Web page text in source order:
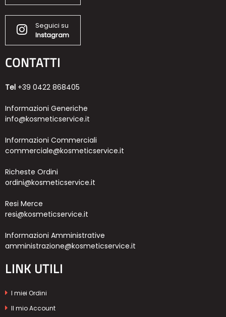
Seguici su
Instagram
CONTATTI
Tel +39 0422 868405
Informazioni Generiche
info@kosmeticservice.it
Informazioni Commerciali
commerciale@kosmeticservice.it
Richeste Ordini
ordini@kosmeticservice.it
Resi Merce
resi@kosmeticservice.it
Informazioni Amministrative
amministrazione@kosmeticservice.it
LINK UTILI
I miei Ordini
Il mio Account